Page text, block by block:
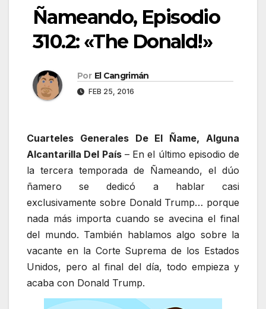
Ñameando, Episodio
310.2: «The Donald!»
Por El Cangrimán
FEB 25, 2016
Cuarteles Generales De El Ñame, Alguna
Alcantarilla Del País– En el último episodio de
la tercera temporada de Ñameando, el dúo
ñamero se dedicó a hablar casi
exclusivamente sobre Donald Trump… porque
nada más importa cuando se avecina el final
del mundo. También hablamos algo sobre la
vacante en la Corte Suprema de los Estados
Unidos, pero al final del día, todo empieza y
acaba con Donald Trump.